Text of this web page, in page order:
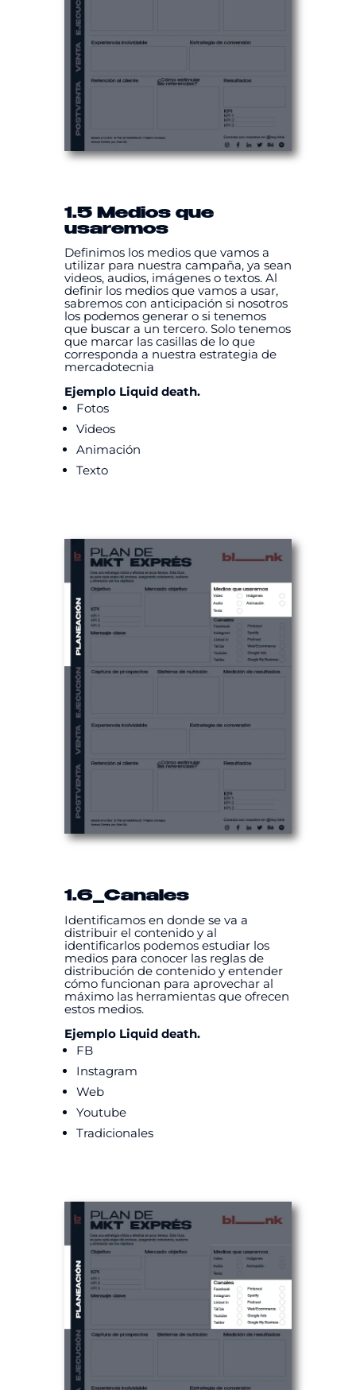
1.5 Medios que
usaremos
Definimos los medios que vamos a
utilizar para nuestra campaña, ya sean
videos, audios, imágenes o textos. Al
definir los medios que vamos a usar,
sabremos con anticipación si nosotros
los podemos generar o si tenemos
que buscar a un tercero. Solo tenemos
que marcar las casillas de lo que
corresponda a nuestra estrategia de
mercadotecnia
Ejemplo Liquid death.
Fotos
Videos
Animación
Texto
1.6_Canales
Identificamos en donde se va a
distribuir el contenido y al
identificarlos podemos estudiar los
medios para conocer las reglas de
distribución de contenido y entender
cómo funcionan para aprovechar al
máximo las herramientas que ofrecen
estos medios.
Ejemplo Liquid death.
FB
Instagram
Web
Youtube
Tradicionales